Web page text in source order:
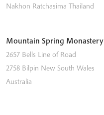
Nakhon Ratchasima Thailand
Mountain Spring Monastery
2657 Bells Line of Road
2758 Bilpin New South Wales
Australia